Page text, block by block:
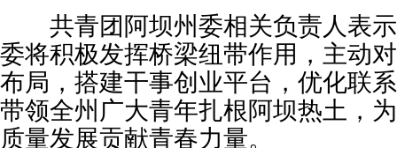
共青团阿坝州委相关负责人表示
委将积极发挥桥梁纽带作用，主动
布局，搭建干事创业平台，优化联
带领全州广大青年扎根阿坝热土，
质量发展贡献青春力量。